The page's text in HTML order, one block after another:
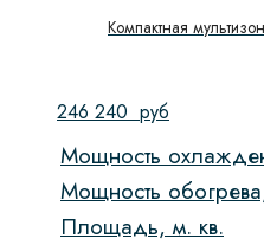
Компактная
246 240 руб
Мощность
Мощность
Площадь, м. кв.